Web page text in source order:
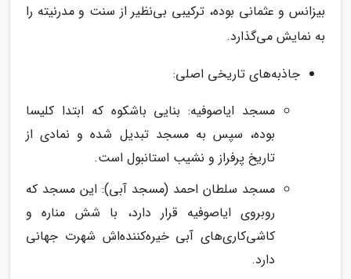
بیزانس و عثمانی بوده، ترکیبی بی‌نظیر از سنت و مدرنیته را
به نمایش می‌گذارد.
جاذبه‌های تاریخی اصلی:
مسجد ایاصوفیه: بنایی باشکوه که ابتدا کلیسا
بوده، سپس به مسجد تبدیل شده و نمادی از
تاریخ پرفراز و نشیب استانبول است.
مسجد سلطان احمد (مسجد آبی): این مسجد که
روبروی ایاصوفیه قرار دارد، با شش مناره و
کاشی‌کاری‌های آبی خیره‌کننده‌اش شهرت جهانی
دارد.